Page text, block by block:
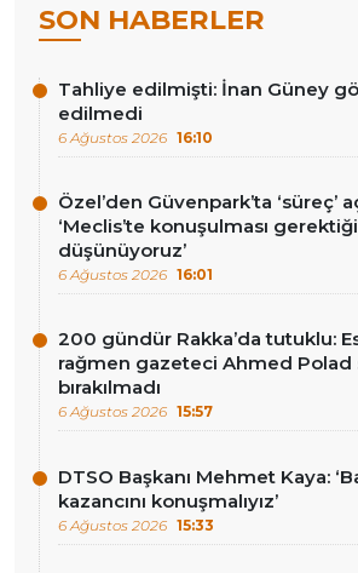
SON HABERLER
Tahliye edilmişti: İnan Güney
edilmedi
6 Ağustos 2026 16:10
Özel’den Güvenpark’ta ‘süreç’
‘Meclis’te konuşulması
düşünüyoruz’
6 Ağustos 2026 16:01
200 gündür Rakka’da tutuklu:
rağmen gazeteci Ahmed Polad
bırakılmadı
6 Ağustos 2026 15:57
DTSO Başkanı Mehmet Kaya:
kazancını konuşmalıyız’
6 Ağustos 2026 15:33